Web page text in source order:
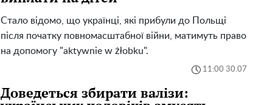
Стало відомо, що українці, які прибули до Польщі
після початку повномасштабної війни, матимуть право
на допомогу "aktywnie w żłobku".
11:00 30.07
Доведеться збирати валізи: